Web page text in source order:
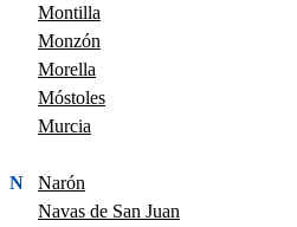
Montilla
Monzón
Morella
Móstoles
Murcia
N
Narón
Navas de San Juan